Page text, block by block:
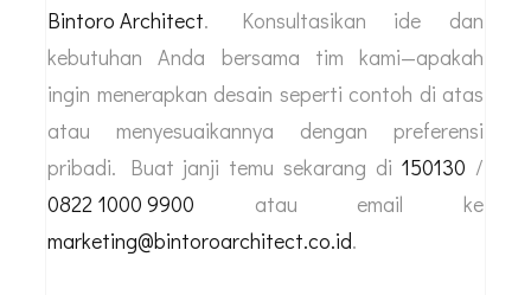
Bintoro Architect. Konsultasikan ide dan
kebutuhan Anda bersama tim kami—apakah
ingin menerapkan desain seperti contoh di atas
atau menyesuaikannya dengan preferensi
pribadi. Buat janji temu sekarang di 150130 /
0822 1000 9900 atau email ke
marketing@bintoroarchitect.co.id.